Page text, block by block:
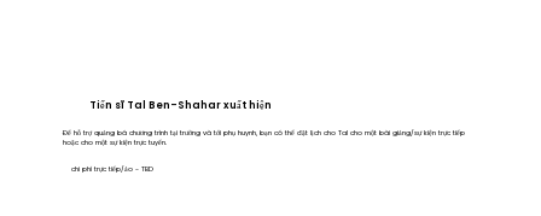
Tiến sĩ Tal Ben-Shahar xuất hiện
Để hỗ trợ quảng bá chương trình tại trường và tới phụ huynh, bạn có thể đặt lịch cho Tal cho một bài giảng/sự kiện trực tiếp
hoặc cho một sự kiện trực tuyến.
chi phí trực tiếp/ảo - TBD